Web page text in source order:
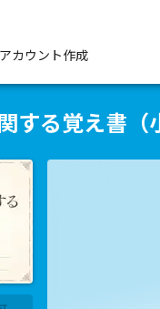
カウント作成
する覚え書（